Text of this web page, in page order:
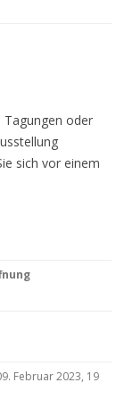
oder
sich vor einem
Februar 2023, 19